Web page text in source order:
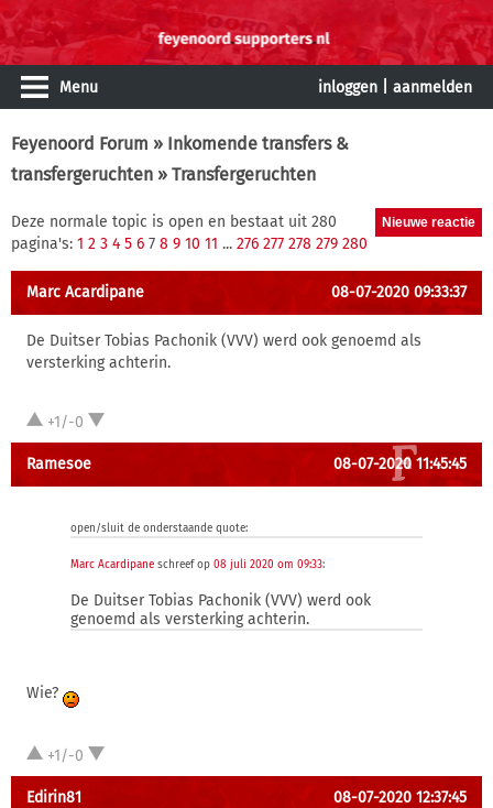
Menu inloggen aanmelden
Feyenoord Forum » Inkomende transfers &
transfergeruchten » Transfergeruchten
Deze normale topic is open en bestaat uit 280
pagina's: 1 2 3 4 5 6 7 8 9 10 11 ... 276 277 278 279 280
Marc Acardipane 08-07-2020 09:33:37
De Duitser Tobias Pachonik (VVV) werd ook genoemd als
versterking achterin.
+1/-0
Ramesoe 08-07-2020 11:45:45
open/sluit de onderstaande quote:
Marc Acardipane schreef op 08 juli 2020 om 09:33:
De Duitser Tobias Pachonik (VVV) werd ook
genoemd als versterking achterin.
Wie?
+1/-0
Edirin81 08-07-2020 12:37:45